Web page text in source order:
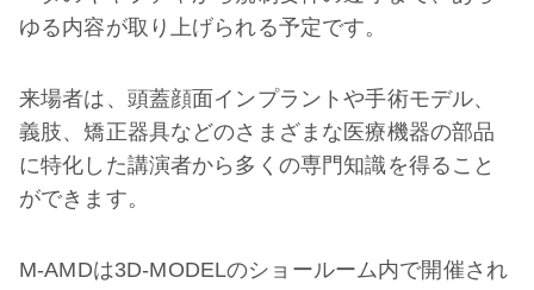
ゆる内容が取り上げられる予定です。
来場者は、頭蓋顔面インプラントや手術モデル、
義肢、矯正器具などのさまざまな医療機器の部品
に特化した講演者から多くの専門知識を得ること
ができます。
M-AMDは3D-MODELのショールーム内で開催され